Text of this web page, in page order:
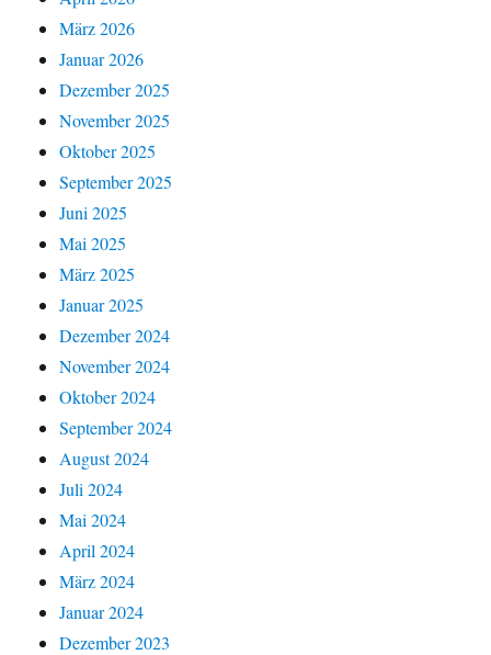
März 2026
Januar 2026
Dezember 2025
November 2025
Oktober 2025
September 2025
Juni 2025
Mai 2025
März 2025
Januar 2025
Dezember 2024
November 2024
Oktober 2024
September 2024
August 2024
Juli 2024
Mai 2024
April 2024
März 2024
Januar 2024
Dezember 2023